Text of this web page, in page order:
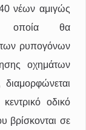
νέων αμιγώς
οποία θα
των ρυπογόνων
οχημάτων
οδικό
βρίσκονται σε